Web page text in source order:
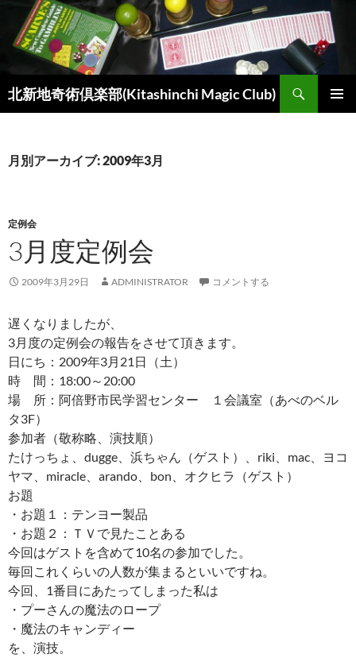
へ
ッ
北新地奇術倶楽部(Kitashinchi Magic Club)
検
索
月別アーカイブ: 2009年3月
定例会
3月度定例会
2009年3月29日 ADMINISTRATOR コメントする
遅くなりましたが、
3月度の定例会の報告をさせて頂きます。
日にち：2009年3月21日（土）
時 間：18:00～20:00
場 所：阿倍野市民学習センター １会議室（あべのベル
タ3F）
参加者（敬称略、演技順）
たけっちょ、dugge、浜ちゃん（ゲスト）、riki、mac、ヨコ
ヤマ、miracle、arando、bon、オクヒラ（ゲスト）
お題
・お題１：テンヨー製品
・お題２：ＴＶで見たことある
今回はゲストを含めて10名の参加でした。
毎回これくらいの人数が集まるといいですね。
今回、1番目にあたってしまった私は
・プーさんの魔法のロープ
・魔法のキャンディー
を、演技。